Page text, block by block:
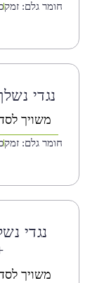
חומר גלם: זמק
נגדי
משויך
חומר גלם: זמק
נגדי
משויך